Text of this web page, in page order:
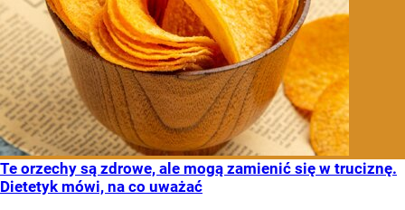
Te orzechy są zdrowe, ale mogą zamienić się w truciznę.
Dietetyk mówi, na co uważać